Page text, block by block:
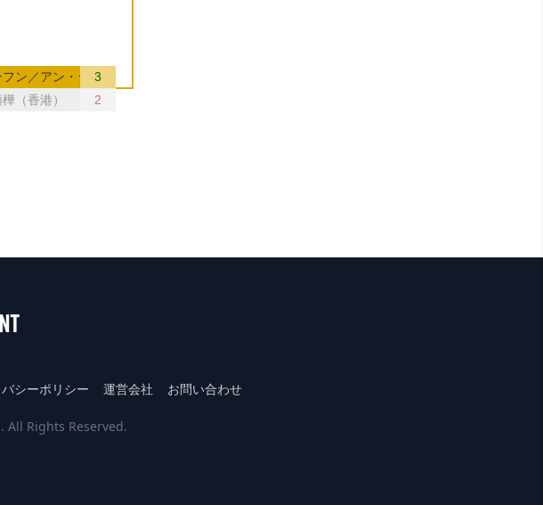
ギー）
ン／アン・ジェヒョン（韓国）
3
（香港）
2
シーポリシー 運営会社 お問い合わせ
All Rights Reserved.